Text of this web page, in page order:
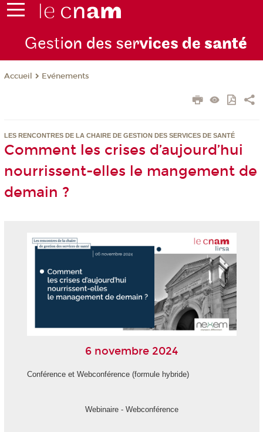
Gestion des services de santé
Accueil Evénements
LES RENCONTRES DE LA CHAIRE DE GESTION DES SERVICES DE SANTÉ
Comment les crises d’aujourd’hui
nourrissent-elles le mangement de
demain ?
6 novembre 2024
Conférence et Webconférence (formule hybride)
Webinaire - Webconférence